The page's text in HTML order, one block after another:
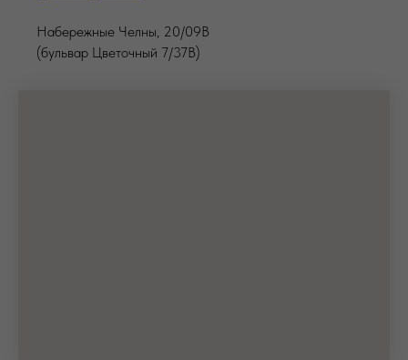
Набережные Челны, 20/09В
(бульвар Цветочный 7/37В)